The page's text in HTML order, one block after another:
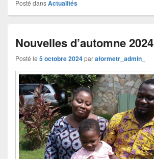
Posté dansActualités
Nouvelles d’automne 2024
Posté le 5 octobre 2024paraformetr_admin_